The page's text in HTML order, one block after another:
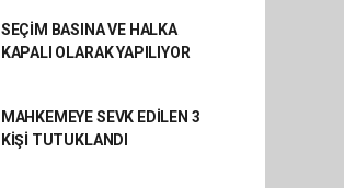
SEÇİM BASINA VE HALKA
KAPALI OLARAK YAPILIYOR
MAHKEMEYE SEVK EDİLEN 3
KİŞİ TUTUKLANDI